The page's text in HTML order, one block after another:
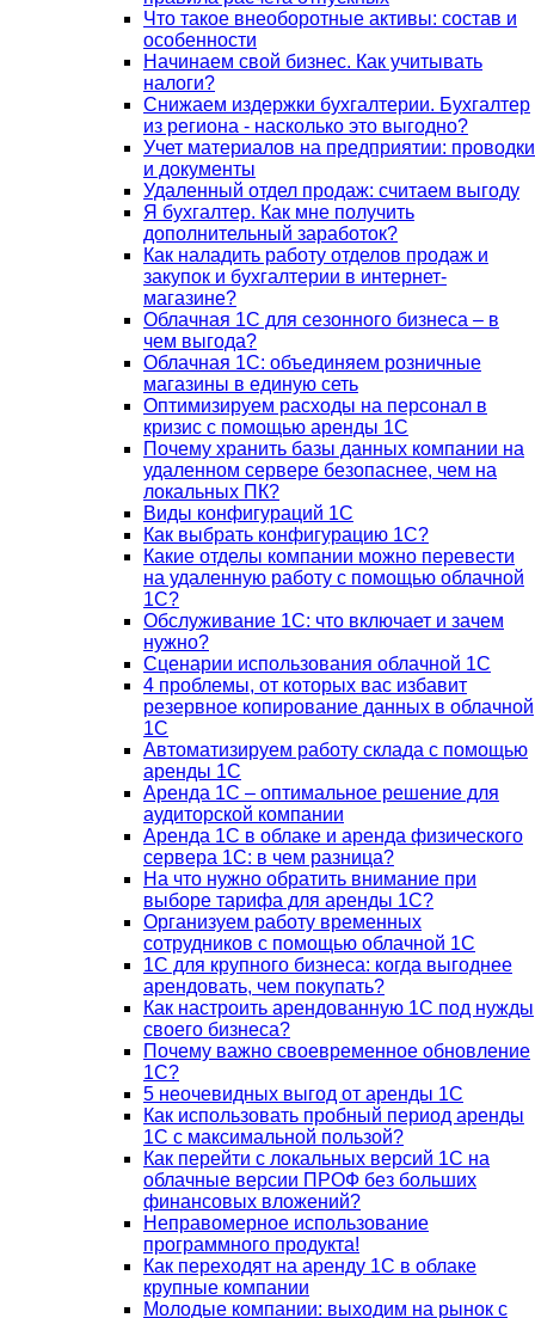
Что такое внеоборотные активы: состав и
особенности
Начинаем свой бизнес. Как учитывать
налоги?
Снижаем издержки бухгалтерии. Бухгалтер
из региона - насколько это выгодно?
Учет материалов на предприятии: проводки
и документы
Удаленный отдел продаж: считаем выгоду
Я бухгалтер. Как мне получить
дополнительный заработок?
Как наладить работу отделов продаж и
закупок и бухгалтерии в интернет-
магазине?
Облачная 1С для сезонного бизнеса – в
чем выгода?
Облачная 1С: объединяем розничные
магазины в единую сеть
Оптимизируем расходы на персонал в
кризис с помощью аренды 1С
Почему хранить базы данных компании на
удаленном сервере безопаснее, чем на
локальных ПК?
Виды конфигураций 1С
Как выбрать конфигурацию 1С?
Какие отделы компании можно перевести
на удаленную работу с помощью облачной
1С?
Обслуживание 1С: что включает и зачем
нужно?
Сценарии использования облачной 1С
4 проблемы, от которых вас избавит
резервное копирование данных в облачной
1С
Автоматизируем работу склада с помощью
аренды 1С
Аренда 1С – оптимальное решение для
аудиторской компании
Аренда 1С в облаке и аренда физического
сервера 1С: в чем разница?
На что нужно обратить внимание при
выборе тарифа для аренды 1С?
Организуем работу временных
сотрудников с помощью облачной 1С
1С для крупного бизнеса: когда выгоднее
арендовать, чем покупать?
Как настроить арендованную 1С под нужды
своего бизнеса?
Почему важно своевременное обновление
1С?
5 неочевидных выгод от аренды 1С
Как использовать пробный период аренды
1С с максимальной пользой?
Как перейти с локальных версий 1С на
облачные версии ПРОФ без больших
финансовых вложений?
Неправомерное использование
программного продукта!
Как переходят на аренду 1С в облаке
крупные компании
Молодые компании: выходим на рынок с